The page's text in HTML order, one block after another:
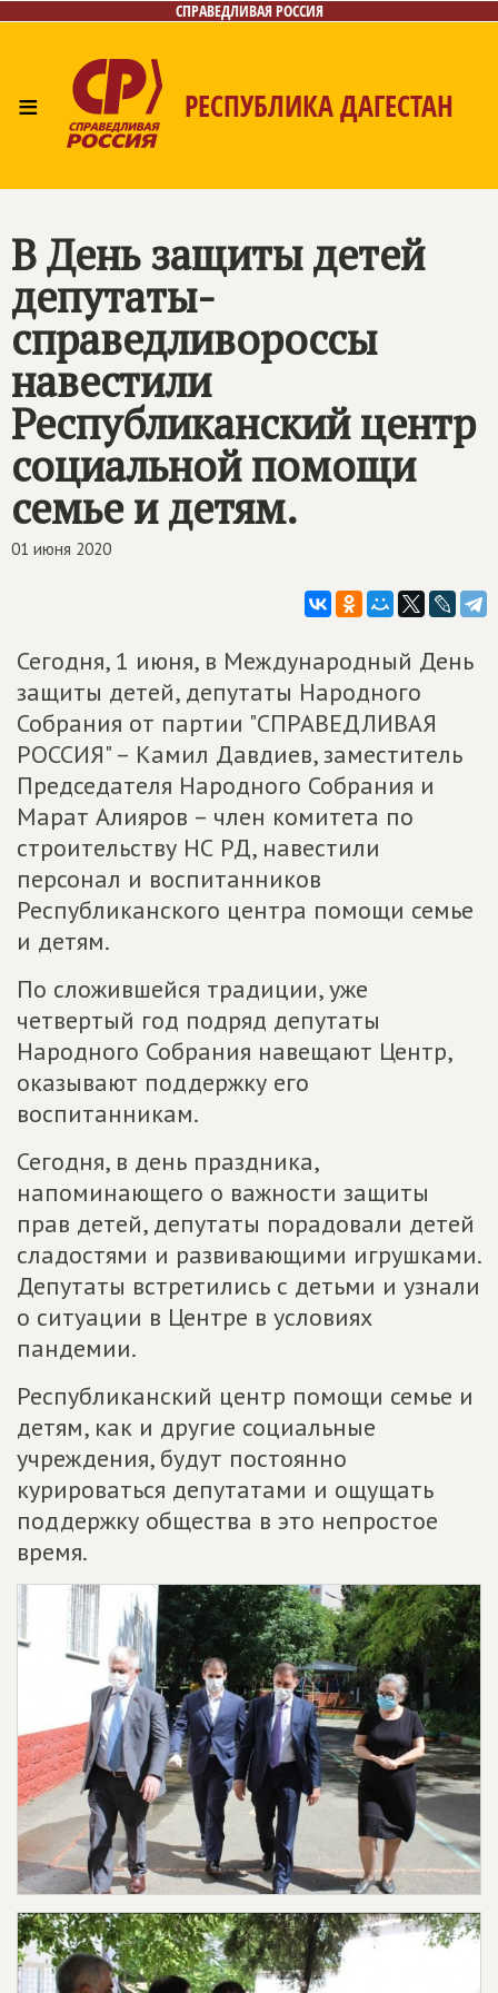
СПРАВЕДЛИВАЯ РОССИЯ
≡ РЕСПУБЛИКА ДАГЕСТАН
В День защиты детей
депутаты-
справедливороссы
навестили
Республиканский центр
социальной помощи
семье и детям.
01 июня 2020
Сегодня, 1 июня, в Международный День
защиты детей, депутаты Народного
Собрания от партии "СПРАВЕДЛИВАЯ
РОССИЯ" – Камил Давдиев, заместитель
Председателя Народного Собрания и
Марат Алияров – член комитета по
строительству НС РД, навестили
персонал и воспитанников
Республиканского центра помощи семье
и детям.
По сложившейся традиции, уже
четвертый год подряд депутаты
Народного Собрания навещают Центр,
оказывают поддержку его
воспитанникам.
Сегодня, в день праздника,
напоминающего о важности защиты
прав детей, депутаты порадовали детей
сладостями и развивающими игрушками.
Депутаты встретились с детьми и узнали
о ситуации в Центре в условиях
пандемии.
Республиканский центр помощи семье и
детям, как и другие социальные
учреждения, будут постоянно
курироваться депутатами и ощущать
поддержку общества в это непростое
время.